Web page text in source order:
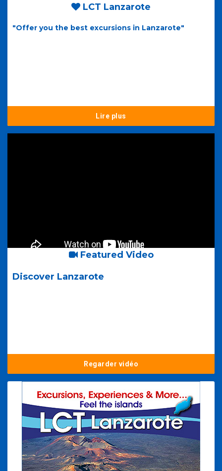
LCT Lanzarote
"Offer you the best excursions in Lanzarote"
Lire plus
Featured Video
Discover Lanzarote
Regarder vidéo